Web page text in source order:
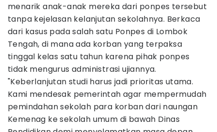
menarik anak-anak mereka dari ponpes tersebut
tanpa kejelasan kelanjutan sekolahnya. Berkaca
dari kasus pada salah satu Ponpes di Lombok
Tengah, di mana ada korban yang terpaksa
tinggal kelas satu tahun karena pihak ponpes
tidak mengurus administrasi ujiannya.
"Keberlanjutan studi harus jadi prioritas utama.
Kami mendesak pemerintah agar mempermudah
pemindahan sekolah para korban dari naungan
Kemenag ke sekolah umum di bawah Dinas